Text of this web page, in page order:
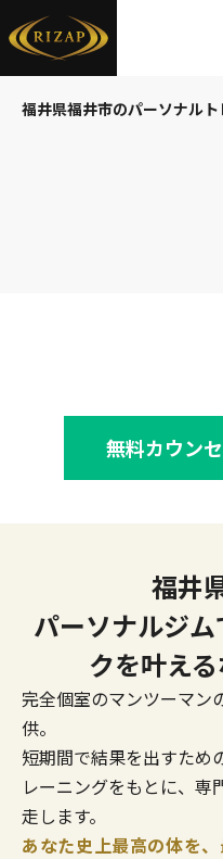
福井県福井市のパーソナル
無料カウン
福井
パーソナルジム
クを叶える
完全個室のマンツーマン
供。
短期間で結果を出すため
レーニングをもとに、専
走します。
あなた史上最高の体を